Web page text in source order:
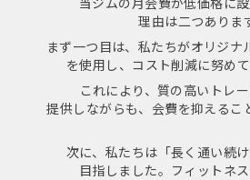
理由は二つありま
まず一つ目は、私たちがオリジナ
を使用し、コスト削減に努めて
これにより、質の高いトレ
提供しながらも、会費を抑えるこ
次に、私たちは「長く通い続
目指しました。フィットネ